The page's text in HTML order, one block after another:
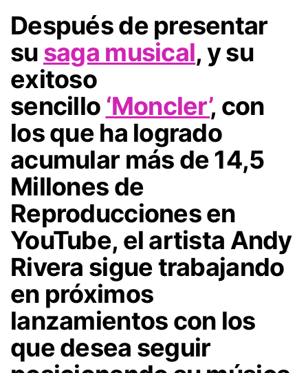
Después de presentar
su saga musical, y su
exitoso
sencillo ‘Moncler’, con
los que ha logrado
acumular más de14,5
Millones de
Reproducciones en
YouTube, el artista Andy
Rivera sigue trabajando
en próximos
lanzamientos con los
que desea seguir